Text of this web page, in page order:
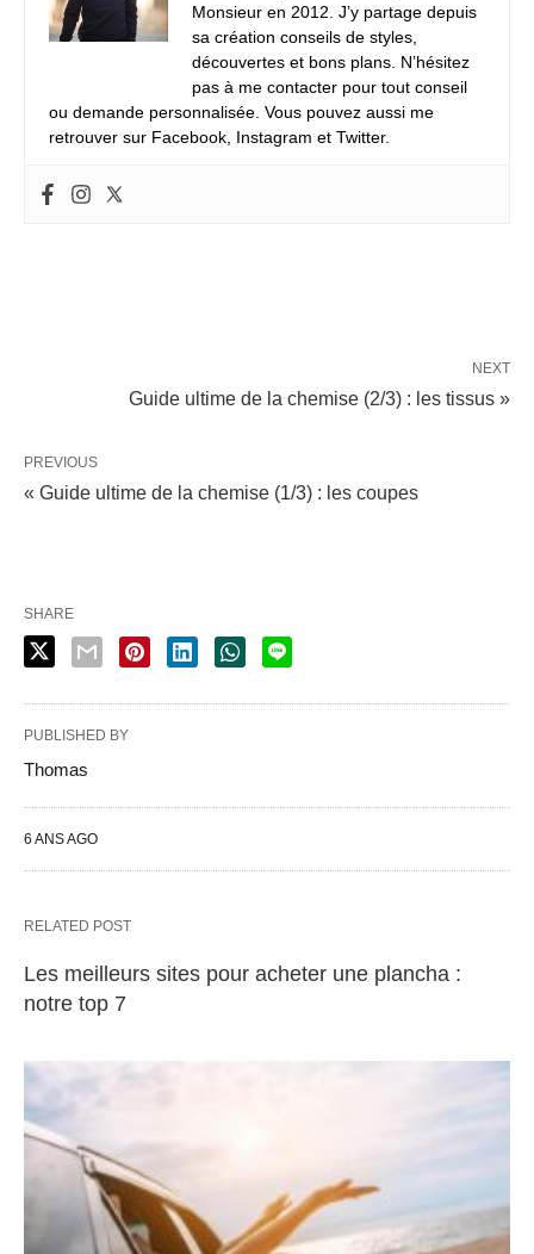
Monsieur en 2012. J’y partage depuis
sa création conseils de styles,
découvertes et bons plans. N’hésitez
pas à me contacter pour tout conseil
ou demande personnalisée. Vous pouvez aussi me
retrouver sur Facebook, Instagram et Twitter.
NEXT
Guide ultime de la chemise (2/3) : les tissus »
PREVIOUS
« Guide ultime de la chemise (1/3) : les coupes
SHARE
PUBLISHED BY
Thomas
6 ANS AGO
RELATED POST
Les meilleurs sites pour acheter une plancha :
notre top 7